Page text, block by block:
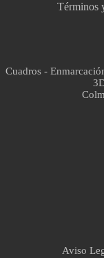
Términos
Cuadros -
Aviso